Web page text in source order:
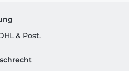
& Post.